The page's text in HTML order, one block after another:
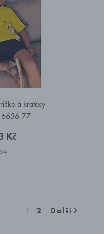
a kraťasy
6656-77
Kč
1 2 Další